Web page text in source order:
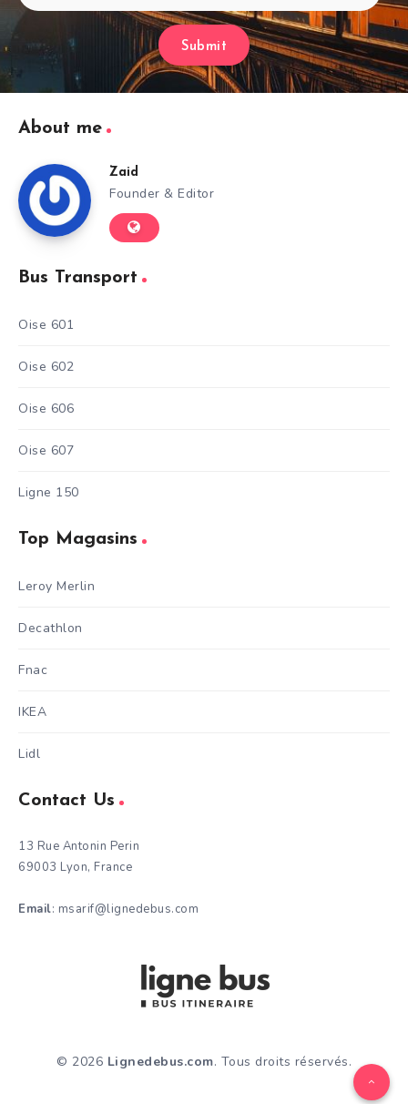
Submit
About me
Zaid
Founder & Editor
Bus Transport
Oise 601
Oise 602
Oise 606
Oise 607
Ligne 150
Top Magasins
Leroy Merlin
Decathlon
Fnac
IKEA
Lidl
Contact Us
13 Rue Antonin Perin
69003 Lyon, France
Email: msarif@lignedebus.com
© 2026 Lignedebus.com. Tous droits réservés.